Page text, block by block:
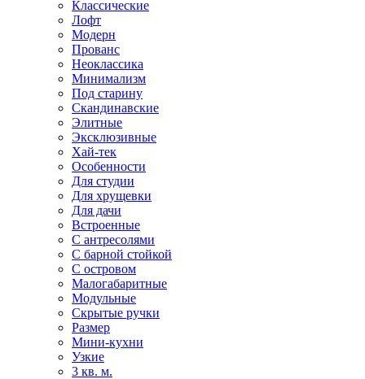
Классические
Лофт
Модерн
Прованс
Неоклассика
Минимализм
Под старину
Скандинавские
Элитные
Эксклюзивные
Хай-тек
Особенности
Для студии
Для хрущевки
Для дачи
Встроенные
С антресолями
С барной стойкой
С островом
Малогабаритные
Модульные
Скрытые ручки
Размер
Мини-кухни
Узкие
3 кв. м.